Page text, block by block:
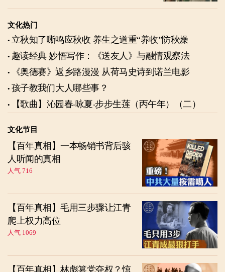
文化热门
立秋知了嘶鸣应秋收 养生之道重“养收”防秋燥
趣读经典 妙悟写作：《送友人》与融情观察法
《奥德赛》返乡路漫漫 从荷马史诗到诺兰电影
孩子教我们大人哪些事？
【歌曲】沁园春‧咏夏‧步步生莲（丙午年）（二）
文化节目
【百年真相】一本畅销书背后骇
人听闻的真相
人气 716
【百年真相】毛用三步骤让江青
爬上权力高位
人气 1069
【百年真相】林彪篡党夺权？惊